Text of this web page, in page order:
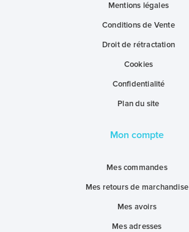
Mentions légales
Conditions de Vente
Droit de rétractation
Cookies
Confidentialité
Plan du site
Mon compte
Mes commandes
Mes retours de marchandise
Mes avoirs
Mes adresses